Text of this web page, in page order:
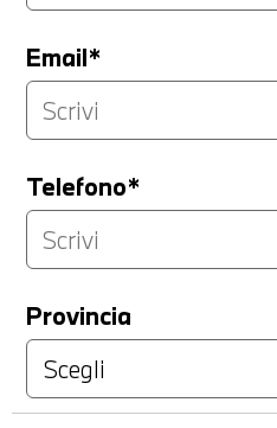
Email*
Telefono*
Provincia